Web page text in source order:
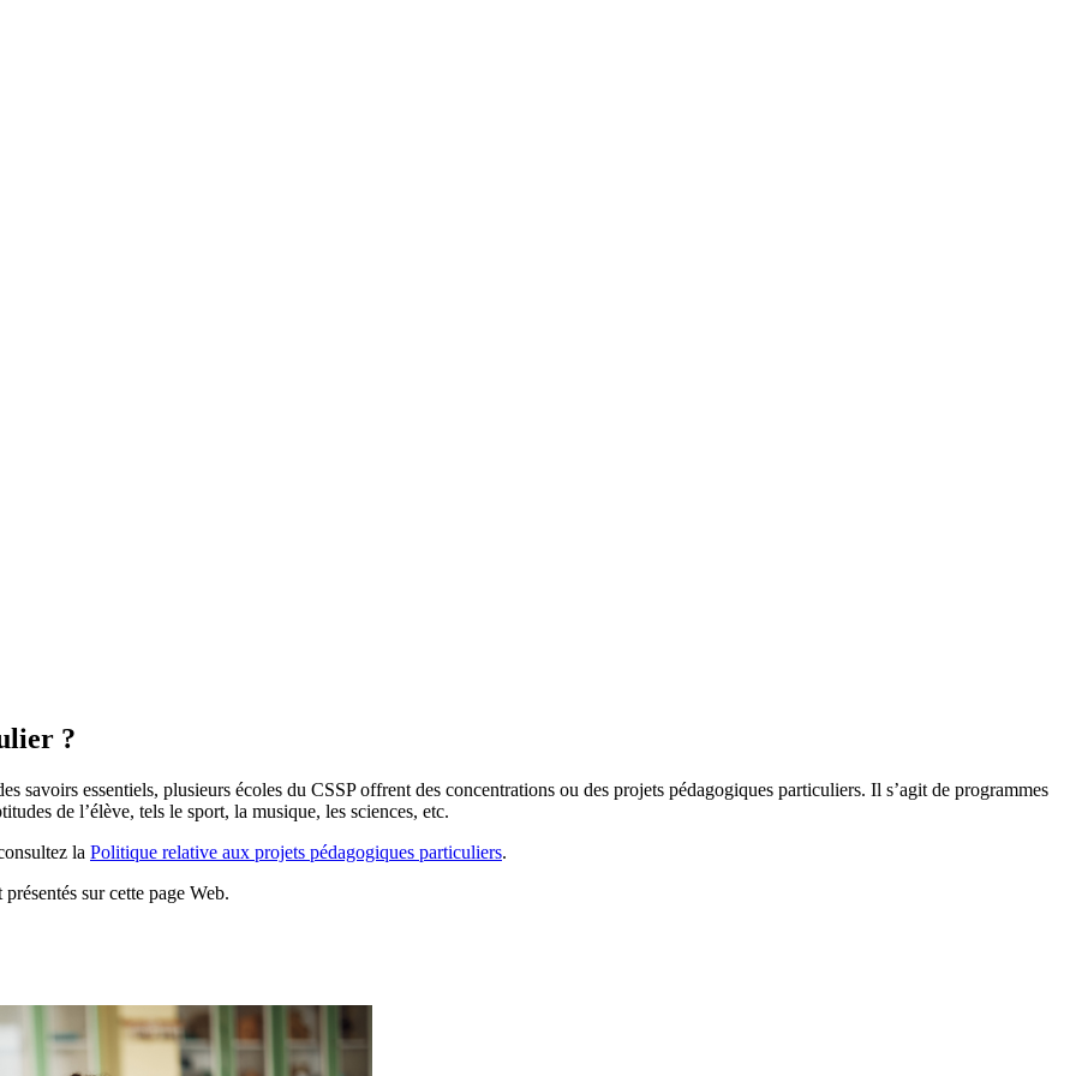
?
savoirs essentiels, plusieurs écoles du CSSP offrent des concentrations ou des projets pédagogiques particuliers. Il s’agit de programmes
de l’élève, tels le sport, la musique, les sciences, etc.
la Politique relative aux projets pédagogiques particuliers.
sur cette page Web.